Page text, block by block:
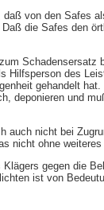
von den Safes
die Safes den
Hilfsperson des
gehandelt
deponieren und
auch nicht bei
nicht ohne
gegen die
ist von